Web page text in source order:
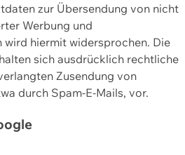
zur Übersendung von nicht
Werbung und
hiermit widersprochen. Die
sich ausdrücklich rechtliche
Zusendung von
durch Spam-E-Mails, vor.